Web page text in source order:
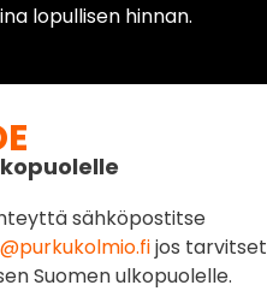
lopullisen hinnan.
sähköpostitse
jos tarvitset
Suomen ulkopuolelle.